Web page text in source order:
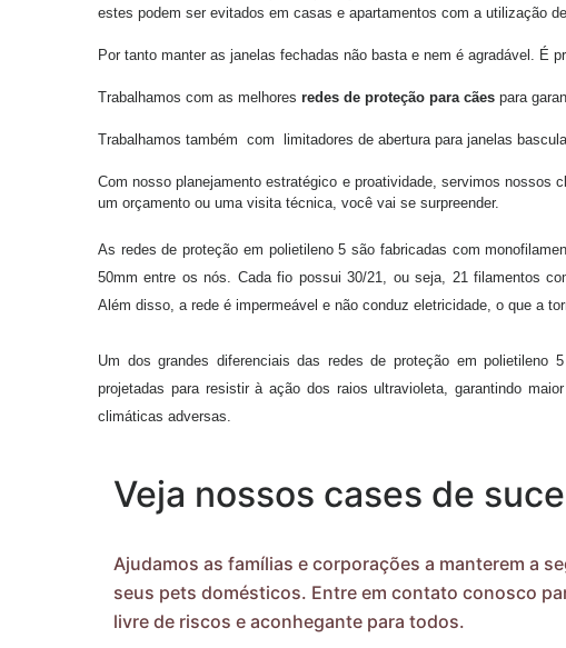
estes podem ser evitados em casas e apartamentos com a utilização de
Por tanto manter as janelas fechadas não basta e nem é agradável. É
Trabalhamos com as melhores redes de proteção para cães para
Trabalhamos também com limitadores de abertura para janelas
Com nosso planejamento estratégico e proatividade, servimos
um orçamento ou uma visita técnica, você vai se surpreender.
As redes de proteção em polietileno 5 são fabricadas com
50mm entre os nós. Cada fio possui 30/21, ou seja, 21 filamentos
Além disso, a rede é impermeável e não conduz eletricidade, o que a
Um dos grandes diferenciais das redes de proteção em
projetadas para resistir à ação dos raios ultravioleta, garantindo
climáticas adversas.
Veja nossos cases de
Ajudamos as famílias e corporações a manterem a
seus pets domésticos. Entre em contato conosco
livre de riscos e aconhegante para todos.